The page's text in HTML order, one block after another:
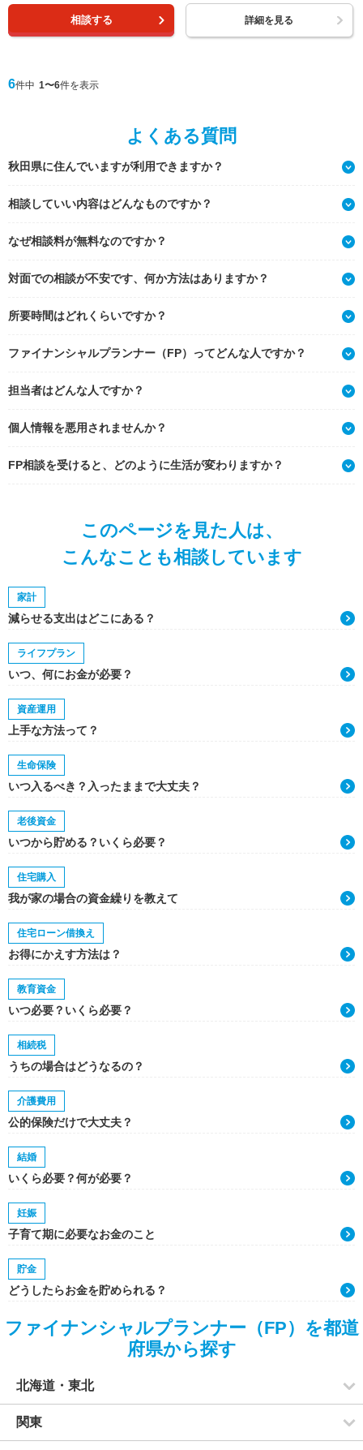
相談する 詳細を見る
6件中 1〜6件を表示
よくある質問
秋田県に住んでいますが利用できますか？
相談していい内容はどんなものですか？
なぜ相談料が無料なのですか？
対面での相談が不安です、何か方法はありますか？
所要時間はどれくらいですか？
ファイナンシャルプランナー（FP）ってどんな人ですか？
担当者はどんな人ですか？
個人情報を悪用されませんか？
FP相談を受けると、どのように生活が変わりますか？
このページを見た人は、
こんなことも相談しています
家計
減らせる支出はどこにある？
ライフプラン
いつ、何にお金が必要？
資産運用
上手な方法って？
生命保険
いつ入るべき？入ったままで大丈夫？
老後資金
いつから貯める？いくら必要？
住宅購入
我が家の場合の資金繰りを教えて
住宅ローン借換え
お得にかえす方法は？
教育資金
いつ必要？いくら必要？
相続税
うちの場合はどうなるの？
介護費用
公的保険だけで大丈夫？
結婚
いくら必要？何が必要？
妊娠
子育て期に必要なお金のこと
貯金
どうしたらお金を貯められる？
ファイナンシャルプランナー（FP）を都道
府県から探す
北海道・東北
関東